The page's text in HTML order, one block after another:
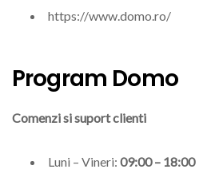
https://www.domo.ro/
Program Domo
Comenzi si suport clienti
Luni – Vineri: 09:00 – 18:00